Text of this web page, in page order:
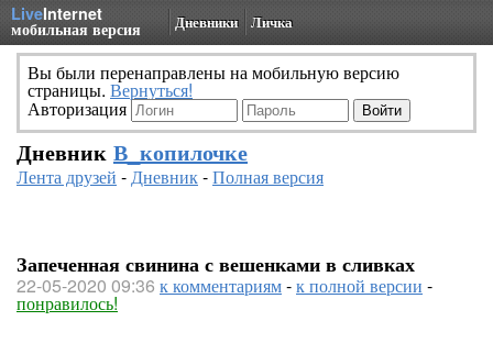
LiveInternet
мобильная версия Дневники Личка
Вы были перенаправлены на мобильную версию
страницы. Вернуться!
Авторизация
Дневник В_копилочке
Лента друзей -Дневник-Полная версия
Запеченная свинина с вешенками в сливках
22-05-2020 09:36 к комментариям-к полной версии -
понравилось!